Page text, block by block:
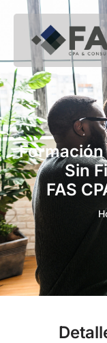
Saltar al
Sin
FAS